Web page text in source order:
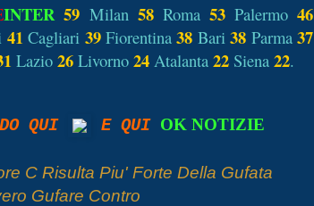
INTER 59 Milan 58Roma 53Palermo46
41 Cagliari 39Fiorentina38 Bari38 Parma37
Lazio 26 Livorno 24 Atalanta 22 Siena 22.
QUI E QUI OK NOTIZIE
C Risulta Piu' Forte Della Gufata
Gufare Contro